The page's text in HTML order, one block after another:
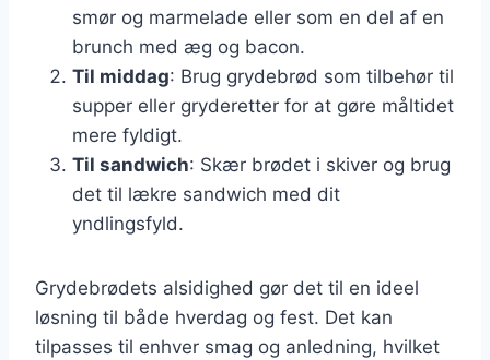
smør og marmelade eller som en del af en
brunch med æg og bacon.
Til middag: Brug grydebrød som tilbehør til
supper eller gryderetter for at gøre måltidet
mere fyldigt.
Til sandwich: Skær brødet i skiver og brug
det til lækre sandwich med dit
yndlingsfyld.
Grydebrødets alsidighed gør det til en ideel
løsning til både hverdag og fest. Det kan
tilpasses til enhver smag og anledning, hvilket